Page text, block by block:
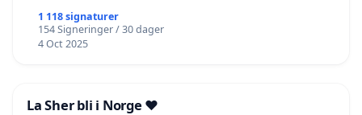
1 118 signaturer
154 Signeringer / 30 dager
4 Oct 2025
La Sher bli i Norge ❤️